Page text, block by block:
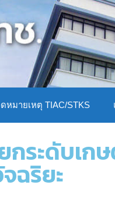
หมายเหตุ TIAC/STKS
ระดับเก
ฉริยะ